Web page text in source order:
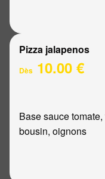
Pizza jalapenos
Dès 10.00 €
Base sauce
bousin, oignons